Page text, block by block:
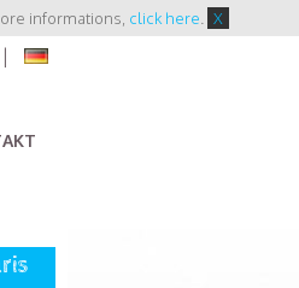
informations, click here X